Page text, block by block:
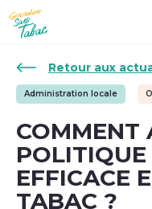
au
contenu
Retour aux
Administration locale
COMMENT
EFFICACE
TABAC ?